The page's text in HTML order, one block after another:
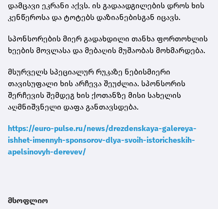
დამცავი ეკრანი აქვს. ის გადაადგილების დროს ხის
კენწეროსა და ტოტებს დაზიანებისგან იცავს.
სპონსორების მიერ გადახდილი თანხა ფორთოხლის
ხეების მოვლასა და მებაღის მუშაობას მოხმარდება.
მსურველს სპეციალურ რუკაზე ნებისმიერი
თავისუფალი ხის არჩევა შეუძლია. სპონსორის
შერჩევის შემდეგ ხის ქოთანზე მისი სახელის
აღმნიშვნელი დაფა განთავსდება.
https://euro-pulse.ru/news/drezdenskaya-galereya-
ishhet-imennyh-sponsorov-dlya-svoih-istoricheskih-
apelsinovyh-derevev/
მსოფლიო